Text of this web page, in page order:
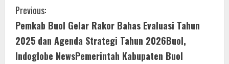
C
o
n
Previous:
Pemkab Buol Gelar Rakor Bahas Evaluasi Tahun
2025 dan Agenda Strategi Tahun 2026Buol,
Indoglobe NewsPemerintah Kabupaten Buol